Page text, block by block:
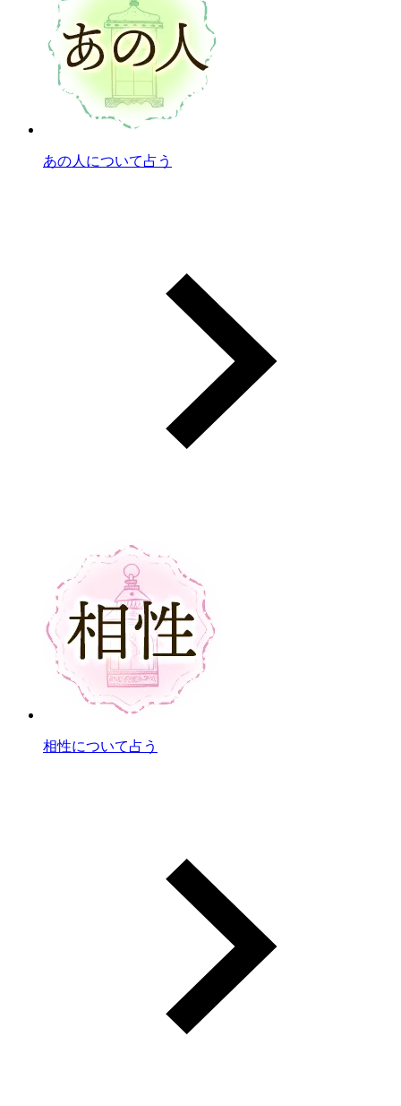
あの人について占う
相性について占う